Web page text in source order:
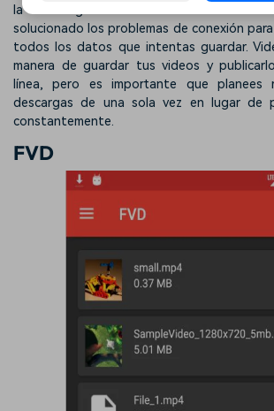
la descarga de archivos. Los
solucionado los problemas de conexión
todos los datos que intentas guardar.
manera de guardar tus videos y
línea, pero es importante que planees
descargas de una sola vez en lugar de
constantemente.
FVD